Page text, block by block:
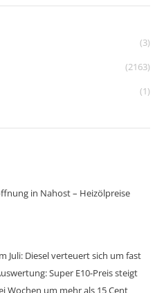
(3)
(2163)
(1)
in Nahost – Heizölpreise
Juli: Diesel verteuert sich um fast
Super E10-Preis steigt
Wochen um mehr als 15 Cent